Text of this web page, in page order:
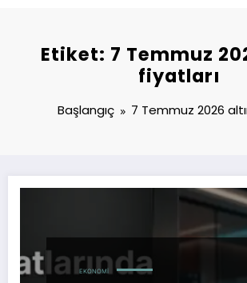
Etiket: 7 Temmuz
fiyatları
Başlangıç 7 Temmuz 2026
EKONOMI